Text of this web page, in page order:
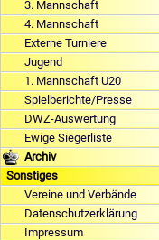
3. Mannschaft
4. Mannschaft
Externe Turniere
Jugend
1. Mannschaft U20
Spielberichte/Presse
DWZ-Auswertung
Ewige Siegerliste
Archiv
Sonstiges
Vereine und Verbände
Datenschutzerklärung
Impressum